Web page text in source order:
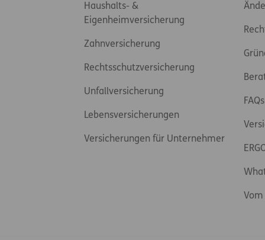
Haushalts- &
Eigenheimversicherung
Zahnversicherung
Rechtsschutzversicherung
Unfallversicherung
Lebensversicherungen
Versicherungen für Unternehmer
FAQs